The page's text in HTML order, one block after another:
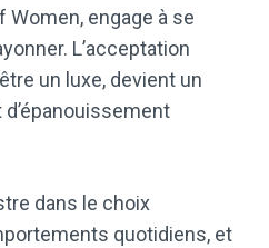
engage à se
L’acceptation
un luxe, devient un
dans le choix
quotidiens, et